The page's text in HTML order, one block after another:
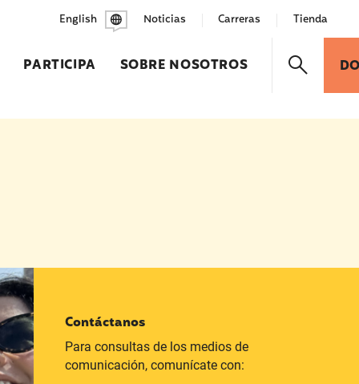
PARTICIPA SOBRE NOSOTROS
English Noticias Carreras Tienda
Contáctanos
Para consultas de los medios de
comunicación, comunícate con: